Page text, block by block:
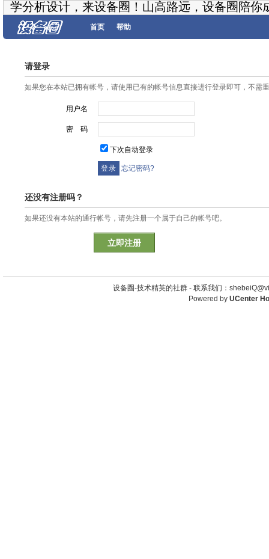
学分析设计，来设备圈！山高路远，设备圈陪你
首页 帮助
请登录
如果您在本站已拥有帐号，请使用已有的帐号信息直接进行登录即可，不需
用户名
密 码
下次自动登录
忘记密码?
还没有注册吗？
如果还没有本站的通行帐号，请先注册一个属于自己的帐号吧。
立即注册
设备圈-技术精英的社群 - 联系我们：
Powered by UCenter